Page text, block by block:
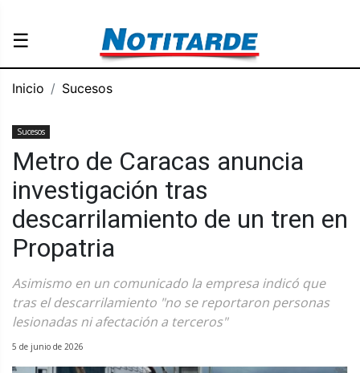
☰
Inicio Sucesos
Sucesos
Metro de Caracas anuncia
investigación tras
descarrilamiento de un tren en
Propatria
Asimismo en un comunicado la empresa indicó que
tras el descarrilamiento "no se reportaron personas
lesionadas ni afectación a terceros"
5 de junio de 2026